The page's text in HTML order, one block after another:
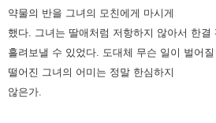
약물의 반을 그녀의 모친에게 마시게
했다.
그녀는 딸애처럼 저항하지 않아서 한
흘려보낼 수 있었다. 도대체 무슨 일이 벌어
떨어진 그녀의 어미는 정말 한심하지
않은가.